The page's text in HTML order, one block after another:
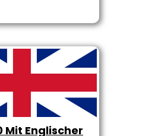
Mit Englischer